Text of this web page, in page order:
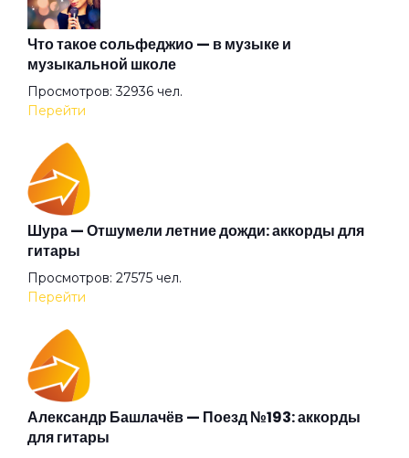
Не переплыть
Не теряй меня
Небо в алмазах
Невероятный день
Невидимка
Нет мира на земле
Новая музыка
Что такое сольфеджио — в музыке и
музыкальной школе
Просмотров: 32936 чел.
Перейти
Шура — Отшумели летние дожди: аккорды для
гитары
Просмотров: 27575 чел.
Перейти
Александр Башлачёв — Поезд №193: аккорды
для гитары